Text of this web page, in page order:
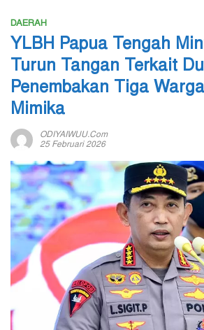
DAERAH
YLBH Papua Tengah
Turun Tangan Terkait
Penembakan Tiga
Mimika
ODIYAIWUU.com
25 Februari 2026